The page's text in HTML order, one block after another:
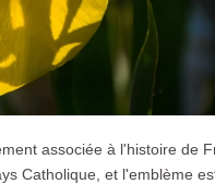
associée à l'histoire de
Catholique, et l'emblème